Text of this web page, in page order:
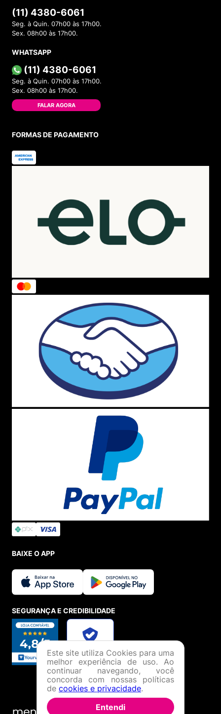
(11) 4380-6061
Seg. à Quin. 07h00 às 17h00.
Sex. 08h00 às 17h00.
WHATSAPP
(11) 4380-6061
Seg. à Quin. 07h00 às 17h00.
Sex. 08h00 às 17h00.
FALAR AGORA
FORMAS DE PAGAMENTO
BAIXE O APP
SEGURANÇA E CREDIBILIDADE
Este site utiliza Cookies para uma
melhor experiência de uso. Ao
continuar navegando, você
concorda com nossas políticas
de cookies e privacidade.
Entendi